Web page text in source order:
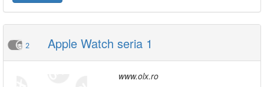
2 Apple Watch seria 1
www.olx.ro